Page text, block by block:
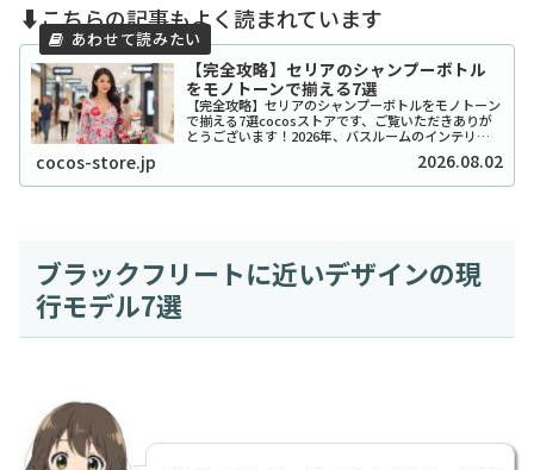
⬇️こちらの記事もよく読まれています
【完全攻略】セリアのシャンプーボトル
をモノトーンで揃える7選
【完全攻略】セリアのシャンプーボトルをモノトーン
で揃える7選cocosストアです、ご覧いただきありが
とうございます！2026年、バスルームのインテリア
のシャンプーボトル（モノトーン）はまさに救...
cocos-store.jp 2026.08.02
ブラックフリートに近いデザインの現
行モデル7選